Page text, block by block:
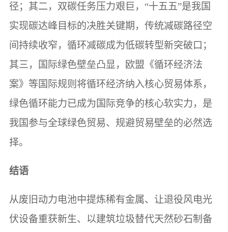
径；其二，双碳任务压力艰巨，“十五五”是我国
实现碳达峰目标的决胜关键期，传统减碳路径空
间持续收窄，循环减碳成为低碳转型新突破口；
其三，国际绿色壁垒凸显，欧盟《循环经济法
案》等国际规则将循环经济纳入核心贸易体系，
绿色循环能力已成为国际竞争的核心软实力，是
我国参与全球绿色贸易、规避贸易壁垒的必然选
择。
结语
从废旧动力电池中提炼稀有金属、让退役风电光
伏设备重获新生、以建筑垃圾替代天然砂石制备